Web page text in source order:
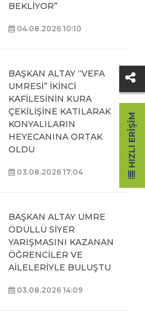
BEKLİYOR”
04.08.2026 10:10
BAŞKAN ALTAY “VEFA
UMRESİ” İKİNCİ
KAFİLESİNİN KURA
ÇEKİLİŞİNE KATILARAK
KONYALILARIN
HEYECANINA ORTAK
OLDU
03.08.2026 17:04
BAŞKAN ALTAY UMRE
ÖDÜLLÜ SİYER
YARIŞMASINI KAZANAN
ÖĞRENCİLER VE
AİLELERİYLE BULUŞTU
03.08.2026 14:09
HIZLI ERIŞIM